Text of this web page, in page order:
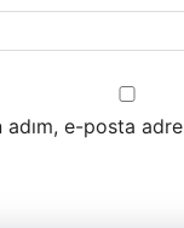
adım, e-posta